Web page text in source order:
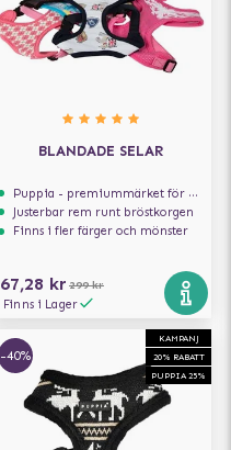
BLANDADE SELAR
Puppia - premiummärket för hundselar
Justerbar rem runt bröstkorgen
Finns i fler färger och mönster
67,28 kr 299 kr
Finns i Lager
KAMPANJ
20% RABATT
PUPPIA 25%
-40%